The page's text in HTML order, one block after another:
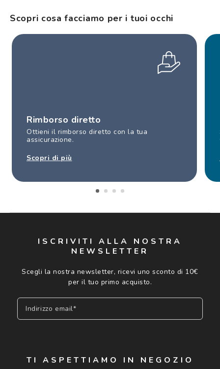
Scopri cosa facciamo per i tuoi occhi
Rimborso diretto
Ottieni il rimborso diretto con la tua
assicurazione.
Scopri di più
ISCRIVITI ALLA NOSTRA
NEWSLETTER
Scegli la nostra newsletter, ricevi uno sconto di 10€
per il tuo primo acquisto.
Indirizzo email*
TI ASPETTIAMO IN NEGOZIO